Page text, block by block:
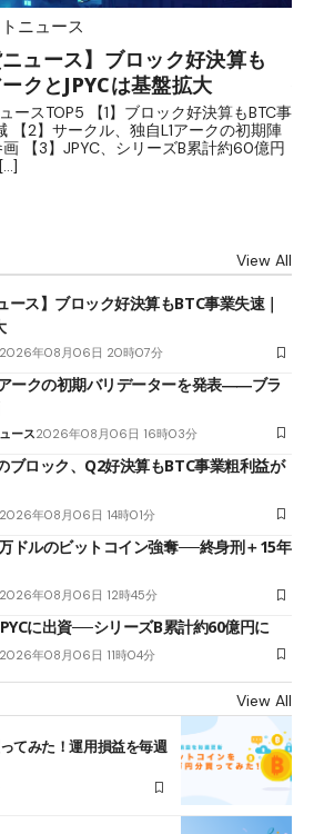
ニュース
ニュース】ブロック好決算も
クとJPYCは基盤拡大
ースTOP5 【1】ブロック好決算もBTC事
2】サークル、独自L1アークの初期陣
【3】JPYC、シリーズB累計約60億円
View All
ース】ブロック好決算もBTC事業失速｜
2026年08月06日 20時07分
ークの初期バリデーターを発表――ブラ
ース2026年08月06日 16時03分
ブロック、Q2好決算もBTC事業粗利益が
2026年08月06日 14時01分
ドルのビットコイン強奪──終身刑＋15年
2026年08月06日 12時45分
に出資──シリーズB累計約60億円に
2026年08月06日 11時04分
View All
てみた！運用損益を毎週